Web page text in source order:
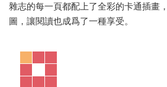
雜志的每一頁都配上了全彩的卡通插畫
圖，讓閱讀也成爲了一種享受。